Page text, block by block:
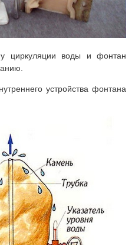
циркуляции воды и фонтан
устройства фонтана